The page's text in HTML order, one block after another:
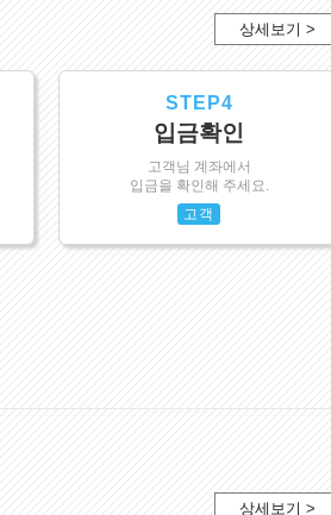
상세보기 >
STEP4
입금확인
고객님 계좌에서
입금을 확인해 주세요.
고객
상세보기 >